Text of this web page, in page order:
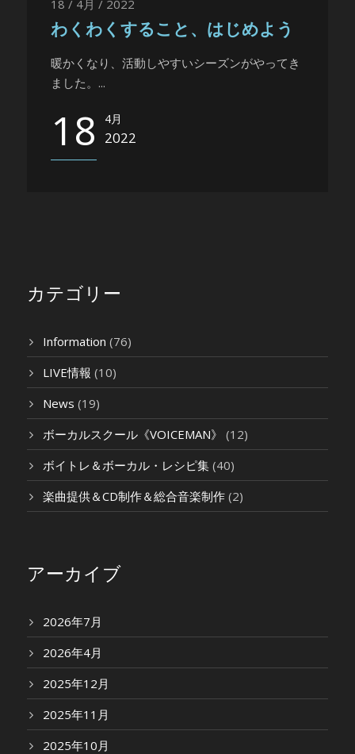
18 / 4月 / 2022
わくわくすること、はじめよう
暖かくなり、活動しやすいシーズンがやってき
ました。...
18 4月
2022
カテゴリー
Information (76)
LIVE情報 (10)
News (19)
ボーカルスクール《VOICEMAN》 (12)
ボイトレ＆ボーカル・レシピ集 (40)
楽曲提供＆CD制作＆総合音楽制作 (2)
アーカイブ
2026年7月
2026年4月
2025年12月
2025年11月
2025年10月